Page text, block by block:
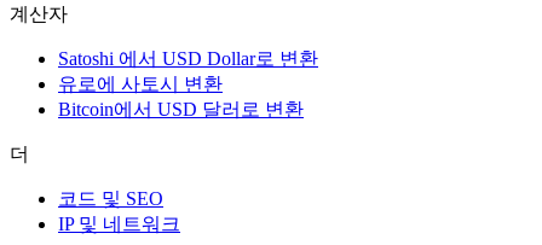
계산자
Satoshi 에서 USD Dollar로 변환
유로에 사토시 변환
Bitcoin에서 USD 달러로 변환
더
코드 및 SEO
IP 및 네트워크